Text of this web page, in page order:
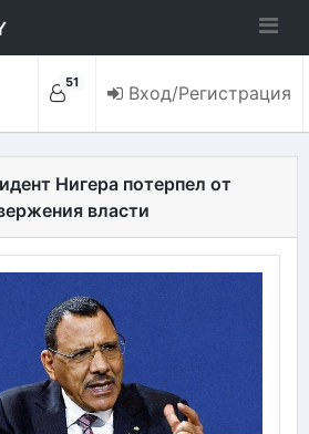
51 Вход/Регистрация
Нигера потерпел от
власти